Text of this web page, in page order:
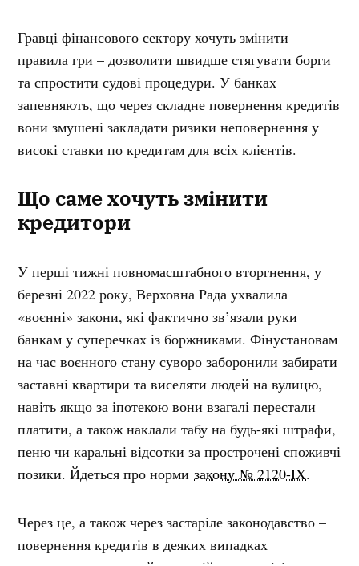
Гравці фінансового сектору хочуть змінити
правила гри – дозволити швидше стягувати борги
та спростити судові процедури. У банках
запевняють, що через складне повернення кредитів
вони змушені закладати ризики неповернення у
високі ставки по кредитам для всіх клієнтів.
Що саме хочуть змінити
кредитори
У перші тижні повномасштабного вторгнення, у
березні 2022 року, Верховна Рада ухвалила
«воєнні» закони, які фактично зв’язали руки
банкам у суперечках із боржниками. Фінустановам
на час воєнного стану суворо заборонили забирати
заставні квартири та виселяти людей на вулицю,
навіть якщо за іпотекою вони взагалі перестали
платити, а також наклали табу на будь-які штрафи,
пеню чи каральні відсотки за прострочені споживчі
позики. Йдеться про нормизакону № 2120-IX.
Через це, а також через застаріле законодавство –
повернення кредитів в деяких випадках